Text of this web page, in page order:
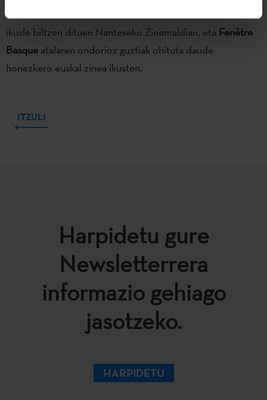
zine-industriaren hiria ere bihurtzen da urtero 26.000 bat
ikusle biltzen dituen Nanteseko Zinemaldian, eta Fenêtre
Basque atalaren ondorioz guztiak ohituta daude
honezkero euskal zinea ikusten.
ITZULI
Harpidetu gure
Newsletterrera
informazio gehiago
jasotzeko.
HARPIDETU